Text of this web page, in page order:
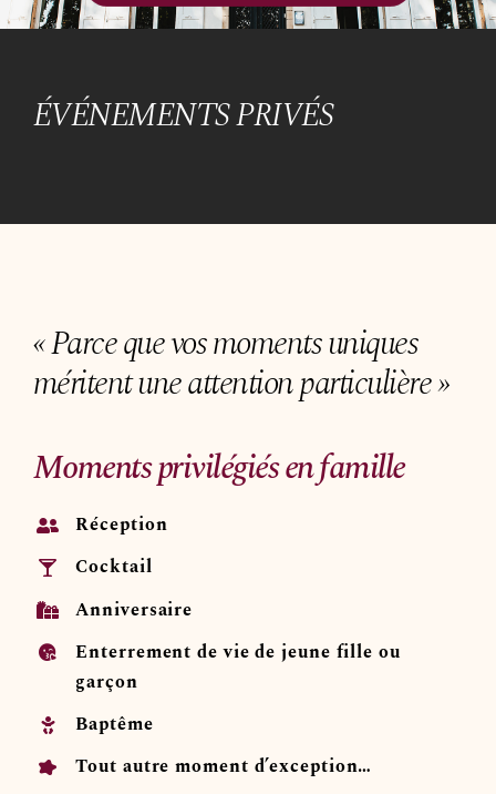
Organiser un événement
Offrir un bon cadeau
NOUS CONTACTER
ÉVÉNEMENTS PRIVÉS
« Parce que vos moments uniques
méritent une attention particulière »
Moments privilégiés en famille
Réception
Cocktail
Anniversaire
Enterrement de vie de jeune fille ou
garçon
Baptême
Tout autre moment d’exception…